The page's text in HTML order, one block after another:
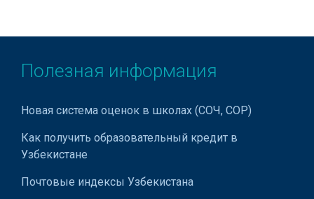
Полезная информация
Новая система оценок в школах (СОЧ, СОР)
Как получить образовательный кредит в
Узбекистане
Почтовые индексы Узбекистана